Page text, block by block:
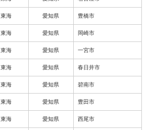
東海 愛知県 豊橋市
東海 愛知県 岡崎市
東海 愛知県 一宮市
東海 愛知県 春日井市
東海 愛知県 碧南市
東海 愛知県 豊田市
東海 愛知県 西尾市